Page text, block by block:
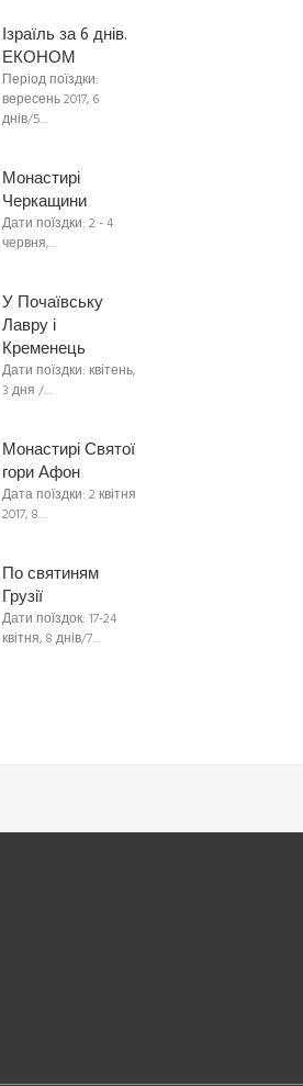
Ізраїль за 6 днів.
ЕКОНОМ
Період поїздки:
вересень 2017, 6
днів/5…
Монастирі
Черкащини
Дати поїздки: 2 - 4
червня,…
У Почаївську
Лавру і
Кременець
Дати поїздки: квітень,
3 дня /…
Монастирі Святої
гори Афон
Дата поїздки: 2 квітня
2017, 8…
По святиням
Грузії
Дати поїздок: 17-24
квітня, 8 днів/7…